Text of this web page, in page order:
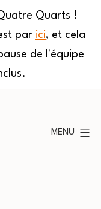
Quarts !
par ici, et cela
de l'équipe
MENU